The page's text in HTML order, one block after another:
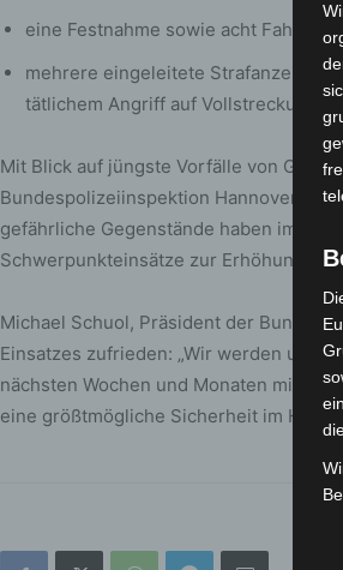
eine Festnahme sowie acht
mehrere eingeleitete Strafanzeigen,
tätlichem Angriff auf
Mit Blick auf jüngste Vorfälle von
Bundespolizeiinspektion Hannover die
gefährliche Gegenstände haben im
Schwerpunkteinsätze zur Erhöhung
Michael Schuol, Präsident der
Einsatzes zufrieden: „Wir werden
nächsten Wochen und Monaten mit
eine größtmögliche Sicherheit im